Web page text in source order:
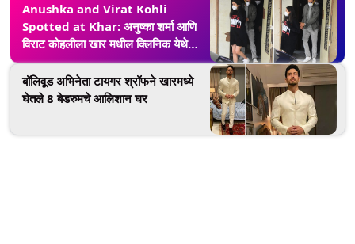
Anushka and Virat Kohli
Spotted at Khar: अनुष्का शर्मा आणि
विराट कोहलीला खार मधील क्लिनिक येथे
करण्यात आले स्पॉट, पहा फोटो
बॉलिवूड अभिनेता टायगर श्रॉफने खारमध्ये
घेतले 8 बेडरुमचे आलिशान घर